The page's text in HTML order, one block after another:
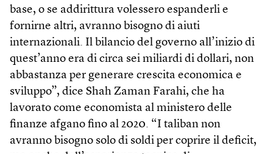
base, o se addirittura volessero espanderli e
fornirne altri, avranno bisogno di aiuti
internazionali. Il bilancio del governo all’inizio di
quest’anno era di circa sei miliardi di dollari, non
abbastanza per generare crescita economica e
sviluppo”, dice Shah Zaman Farahi, che ha
lavorato come economista al ministero delle
finanze afgano fino al 2020. “I taliban non
avranno bisogno solo di soldi per coprire il deficit,